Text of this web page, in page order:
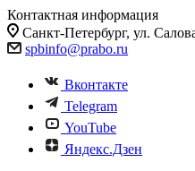
Контактная информация
Санкт-Петербург, ул.
spbinfo@prabo.ru
Вконтакте
Telegram
YouTube
Яндекс.Дзен